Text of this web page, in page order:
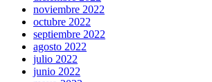
noviembre 2022
octubre 2022
septiembre 2022
agosto 2022
julio 2022
junio 2022